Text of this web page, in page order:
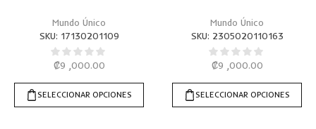
Mundo Único
SKU: 17130201109
₡9 ,000.00
SELECCIONAR OPCIONES
Mundo Único
SKU: 2305020110163
₡9 ,000.00
SELECCIONAR OPCIONES